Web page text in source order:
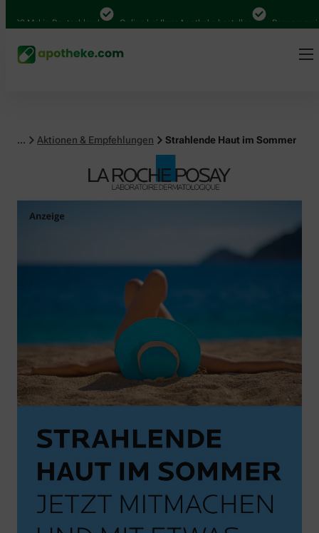
Mal in Deutschland Online bei Ihrer Apotheke bestellen Bequem
... Aktionen & Empfehlungen Strahlende Haut im Sommer